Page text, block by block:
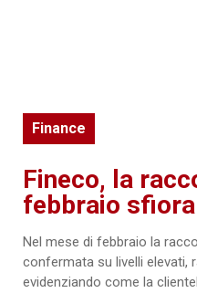
Finance
Fineco, la
febbraio
Nel mese di febbraio la
confermata su livelli elevati,
evidenziando come la